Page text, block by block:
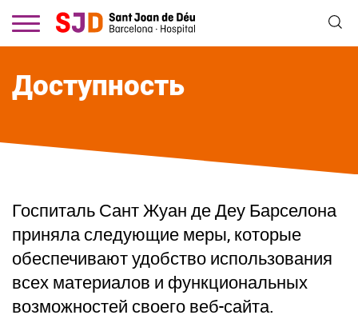
основному
Доступность
Госпиталь Сант Жуан де Деу Барселона
приняла следующие меры, которые
обеспечивают удобство использования
всех материалов и функциональных
возможностей своего веб-сайта.